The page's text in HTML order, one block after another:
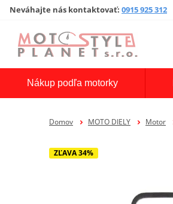
Neváhajte nás kontaktovať: 0915 925 312
Nákup podľa motorky
Domov MOTO DIELY Motor
ZĽAVA 34%